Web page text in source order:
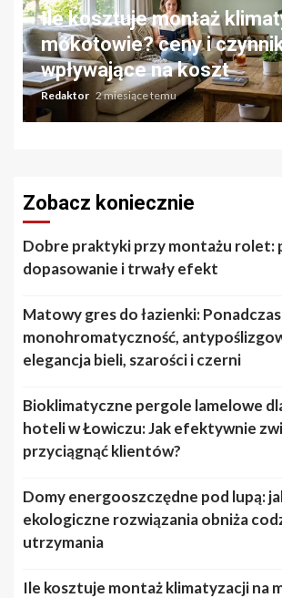
Ile kosztuje montaż
mokotowie? ceny i
wpływające na koszt
Redaktor 2 miesiące temu
Zobacz koniecznie
Dobre praktyki przy montażu rolet:
dopasowanie i trwały efekt
Matowy gres do łazienki:
monohromatyczność,
elegancja bieli, szarości i czerni
Bioklimatyczne pergole lamelowe
hoteli w Łowiczu: Jak efektywnie
przyciągnąć klientów?
Domy energooszczędne pod lupą:
ekologiczne rozwiązania obniża
utrzymania
Ile kosztuje montaż klimatyzacji na